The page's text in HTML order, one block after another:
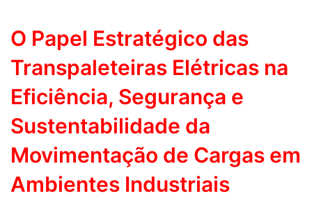
O Papel Estratégico das
Transpaleteiras Elétricas na
Eficiência, Segurança e
Sustentabilidade da
Movimentação de Cargas em
Ambientes Industriais